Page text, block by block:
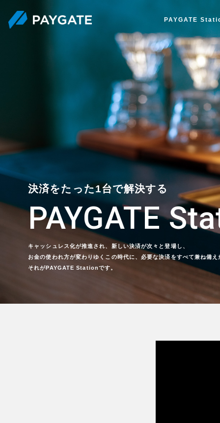
PAYGATE
決済をたった1台で解決する
PAYGATE
キャッシュレス化が推進され、新しい決済が次々と登場し、
お金の使われ方が変わりゆくこの時代に、必要な決済をすべて兼ね備え
それがPAYGATE Stationです。